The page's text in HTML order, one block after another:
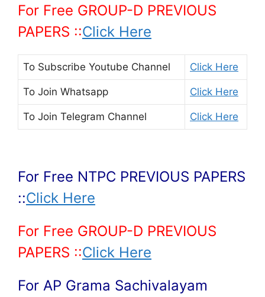
For Free GROUP-D PREVIOUS
PAPERS ::Click Here
To Subscribe Youtube Channel Click Here
To Join Whatsapp Click Here
To Join Telegram Channel Click Here
For Free NTPC PREVIOUS PAPERS
::Click Here
For Free GROUP-D PREVIOUS
PAPERS ::Click Here
For AP Grama Sachivalayam